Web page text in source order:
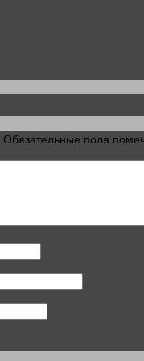
Обязательные поля